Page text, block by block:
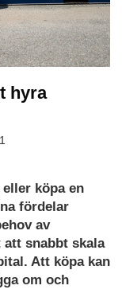
hyra
köpa en
fördelar
av
snabbt skala
Att köpa kan
om och